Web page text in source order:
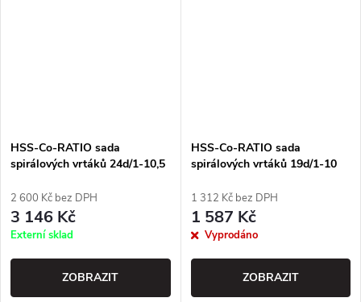
HSS-Co-RATIO sada
spirálových vrtáků 24d/1-10,5
2 600 Kč bez DPH
3 146 Kč
Externí sklad
ZOBRAZIT
HSS-Co-RATIO sada
spirálových vrtáků 19d/1-10
1 312 Kč bez DPH
1 587 Kč
Vyprodáno
ZOBRAZIT